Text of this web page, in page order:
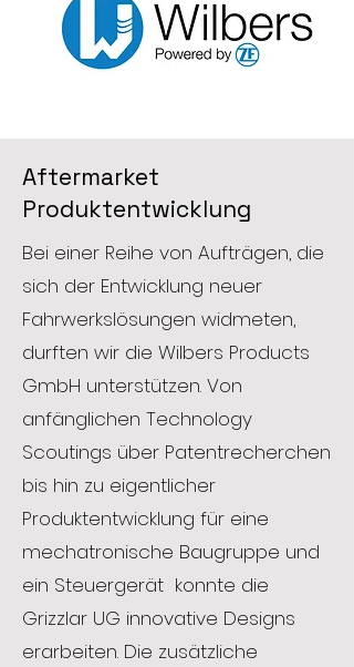
Aftermarket
Produktentwicklung
Bei einer Reihe von Aufträgen, die
sich der Entwicklung neuer
Fahrwerkslösungen widmeten,
durften wir die Wilbers Products
GmbH unterstützen. Von
anfänglichen Technology
Scoutings über Patentrecherchen
bis hin zu eigentlicher
Produktentwicklung für eine
mechatronische Baugruppe und
ein Steuergerät konnte die
Grizzlar UG innovative Designs
erarbeiten. Die zusätzliche